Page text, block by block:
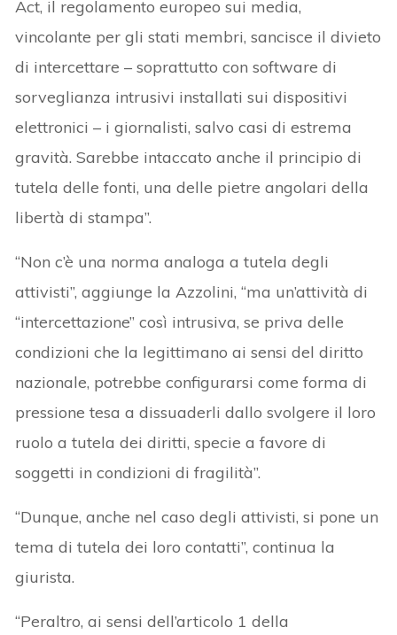
Act, il regolamento europeo sui media,
vincolante per gli stati membri, sancisce il divieto
di intercettare – soprattutto con software di
sorveglianza intrusivi installati sui dispositivi
elettronici – i giornalisti, salvo casi di estrema
gravità. Sarebbe intaccato anche il principio di
tutela delle fonti, una delle pietre angolari della
libertà di stampa”.
“Non c’è una norma analoga a tutela degli
attivisti”, aggiunge la Azzolini, “ma un’attività di
“intercettazione” così intrusiva, se priva delle
condizioni che la legittimano ai sensi del diritto
nazionale, potrebbe configurarsi come forma di
pressione tesa a dissuaderli dallo svolgere il loro
ruolo a tutela dei diritti, specie a favore di
soggetti in condizioni di fragilità”.
“Dunque, anche nel caso degli attivisti, si pone un
tema di tutela dei loro contatti”, continua la
giurista.
“Peraltro, ai sensi dell’articolo 1 della